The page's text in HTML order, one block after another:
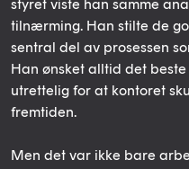
styret viste han samme
tilnærming. Han stilte de
sentral del av prosessen
Han ønsket alltid det
utrettelig for at kontoret
fremtiden.
Men det var ikke bare